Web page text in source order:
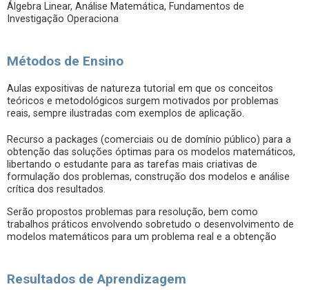
Álgebra Linear, Análise Matemática, Fundamentos de
Investigação Operaciona
Métodos de Ensino
Aulas expositivas de natureza tutorial em que os conceitos
teóricos e metodológicos surgem motivados por problemas
reais, sempre ilustradas com exemplos de aplicação.
Recurso a packages (comerciais ou de domínio público) para a
obtenção das soluções óptimas para os modelos matemáticos,
libertando o estudante para as tarefas mais criativas de
formulação dos problemas, construção dos modelos e análise
crítica dos resultados.
Serão propostos problemas para resolução, bem como
trabalhos práticos envolvendo sobretudo o desenvolvimento de
modelos matemáticos para um problema real e a obtenção
Resultados de Aprendizagem